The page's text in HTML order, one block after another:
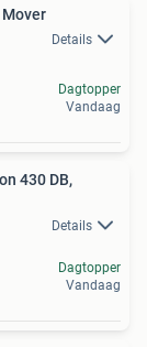
Details
Dagtopper
Vandaag
430 DB,
Details
Dagtopper
Vandaag